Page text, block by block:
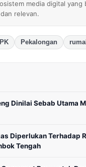
media digital yang
relevan.
Pekalongan
Dinilai Sebab Utama
Diperlukan Terhadap
Tengah